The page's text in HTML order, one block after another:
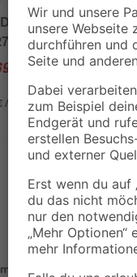
2600 mm
/ Meter